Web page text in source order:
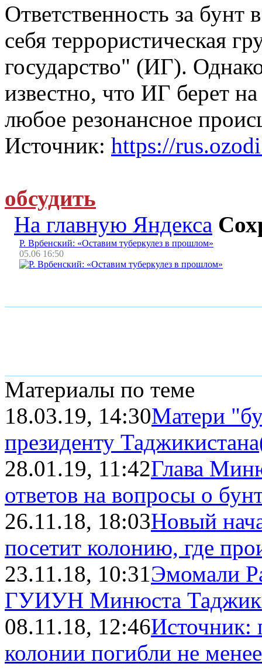
Ответственность за бунт
себя террористическая
государство" (ИГ).
известно, что ИГ берет на
любое резонансное
Источник: https://
обсудить
На главную Яндекса
Р. Врбенский: «Оставим туберкулез в прошлом»
05.06 16:50
Материалы по теме
18.03.19, 14:30Матери
президенту Таджикистана
28.01.19, 11:42Глава
ответов на вопросы о
26.11.18, 18:03Новый
посетит колонию, где
23.11.18, 10:31Эмомали
ГУИУН Минюста
08.11.18, 12:46Источник:
колонии погибли не